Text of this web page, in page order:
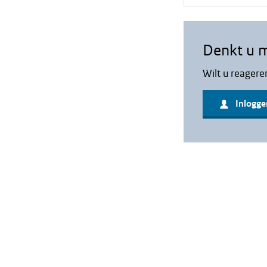
Denkt u
Wilt u